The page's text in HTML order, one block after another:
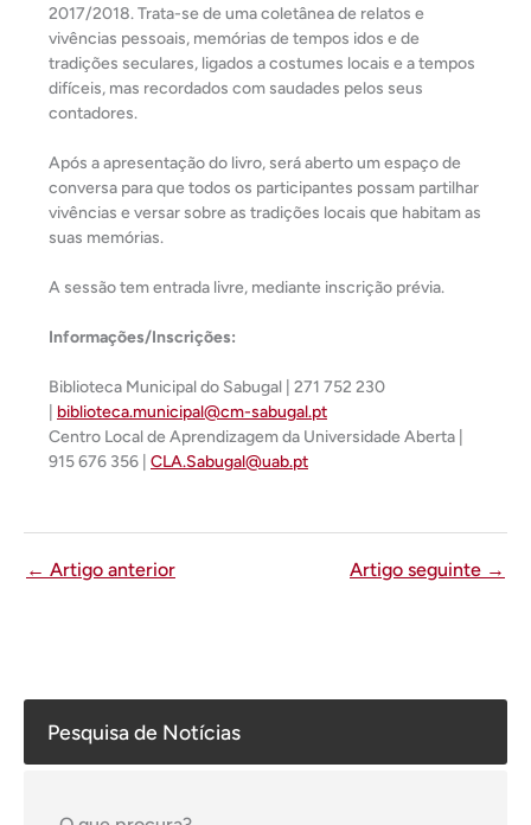
Pesquisa de Notícias
2017/2018. Trata-se de uma coletânea de relatos e
vivências pessoais, memórias de tempos idos e de
tradições seculares, ligados a costumes locais e a tempos
difíceis, mas recordados com saudades pelos seus
contadores.
Após a apresentação do livro, será aberto um espaço de
conversa para que todos os participantes possam partilhar
vivências e versar sobre as tradições locais que habitam as
suas memórias.
A sessão tem entrada livre, mediante inscrição prévia.
Informações/Inscrições:
Biblioteca Municipal do Sabugal | 271 752 230
biblioteca.municipal@cm-sabugal.pt
Centro Local de Aprendizagem da Universidade Aberta |
915 676 356 | CLA.Sabugal@uab.pt
← Artigo anterior Artigo seguinte →